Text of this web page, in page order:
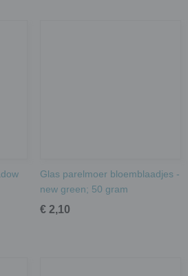
Glas parelmoer bloemblaadjes -
new green; 50 gram
€ 2,10